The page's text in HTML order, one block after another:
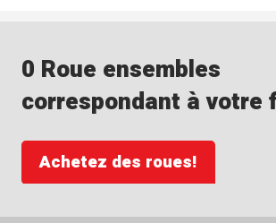
0 Roue ensembles
correspondant à votre
Achetez des roues!